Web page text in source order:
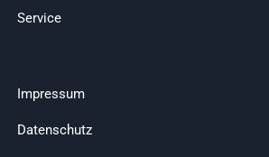
Service
Impressum
Datenschutz